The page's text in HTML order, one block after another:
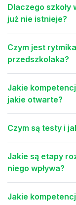
Dlaczego
już nie istnieje?
Czym jest
przedszkolaka?
Jakie
jakie otwarte?
Czym są testy i
Jakie są etapy
niego wpływa?
Jakie